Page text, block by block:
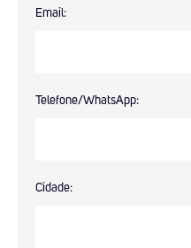
Email:
Telefone/WhatsApp:
Cidade: